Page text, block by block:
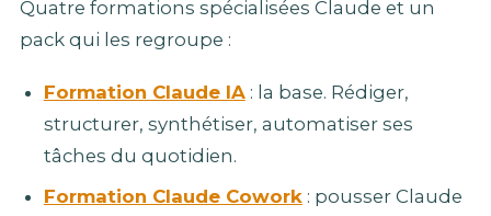
Quatre formations spécialisées Claude et un
pack qui les regroupe :
Formation Claude IA: la base. Rédiger,
structurer, synthétiser, automatiser ses
tâches du quotidien.
Formation Claude Cowork: pousser Claude